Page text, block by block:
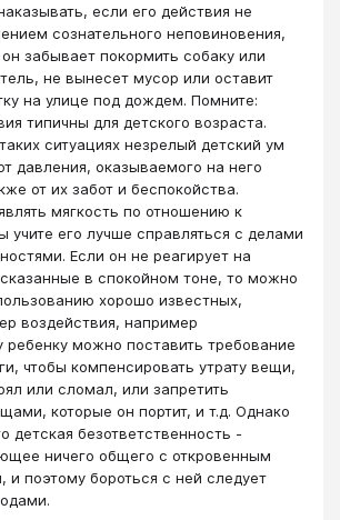
если его действия не
сознательного неповиновения,
забывает покормить собаку или
не вынесет мусор или оставит
на улице под дождем. Помните:
типичны для детского возраста.
ситуациях незрелый детский ум
давления, оказываемого на него
от их забот и беспокойства.
мягкость по отношению к
учите его лучше справляться с делами
Если он не реагирует на
в спокойном тоне, то можно
хорошо известных,
воздействия, например
можно поставить требование
чтобы компенсировать утрату вещи,
или сломал, или запретить
которые он портит, и т.д. Однако
детская безответственность -
ничего общего с откровенным
и поэтому бороться с ней следует